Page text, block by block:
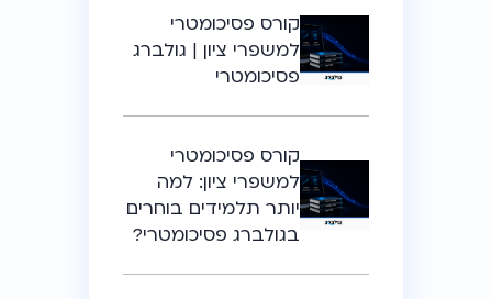
קורס פסיכומטרי
למשפרי ציון | גולברג
פסיכומטרי
קורס פסיכומטרי
למשפרי ציון: למה
יותר תלמידים בוחרים
בגולברג פסיכומטרי?